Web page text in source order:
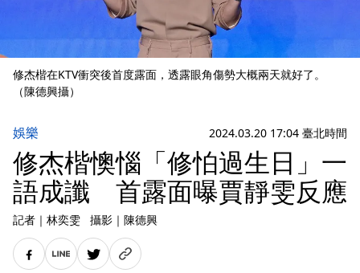
修杰楷在KTV衝突後首度露面，透露眼角傷勢大概兩天就好了。
（陳德興攝）
娛樂 2024.03.20 17:04 臺北時間
修杰楷懊惱「修怕過生日」一
語成讖 首露面曝賈靜雯反應
記者 ｜ 林奕雯 攝影 ｜ 陳德興